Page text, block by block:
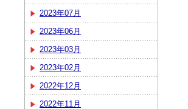
2023年07月
2023年06月
2023年03月
2023年02月
2022年12月
2022年11月